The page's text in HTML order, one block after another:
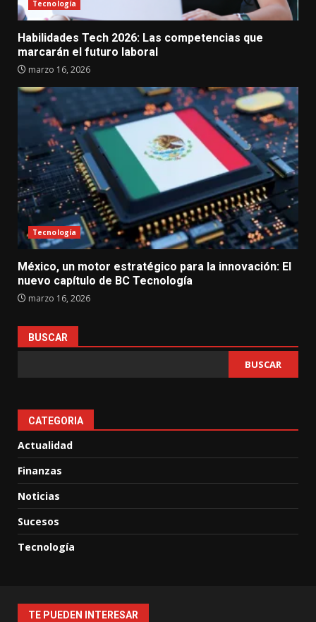
Tecnología
Habilidades Tech 2026: Las competencias que
marcarán el futuro laboral
marzo 16, 2026
Tecnología
México, un motor estratégico para la innovación: El
nuevo capítulo de BC Tecnología
marzo 16, 2026
BUSCAR
BUSCAR
CATEGORIA
Actualidad
Finanzas
Noticias
Sucesos
Tecnología
TE PUEDEN INTERESAR